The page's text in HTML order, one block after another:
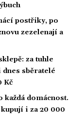
postřiky, po
zezelenají a
za tuhle
dnes sběratelé
Kč
každá domácnost.
i za 20 000